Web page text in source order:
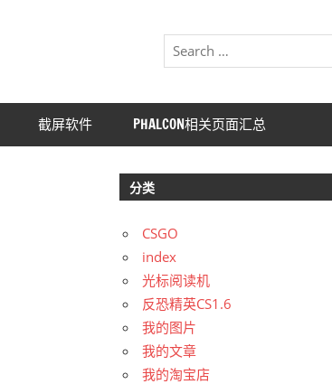
截屏软件 PHALCON相关页面汇总
分类
CSGO
index
光标阅读机
反恐精英CS1.6
我的图片
我的文章
我的淘宝店